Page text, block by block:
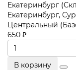
Екатеринбург
Екатеринбург,
Центральный
650 ₽
В корзину